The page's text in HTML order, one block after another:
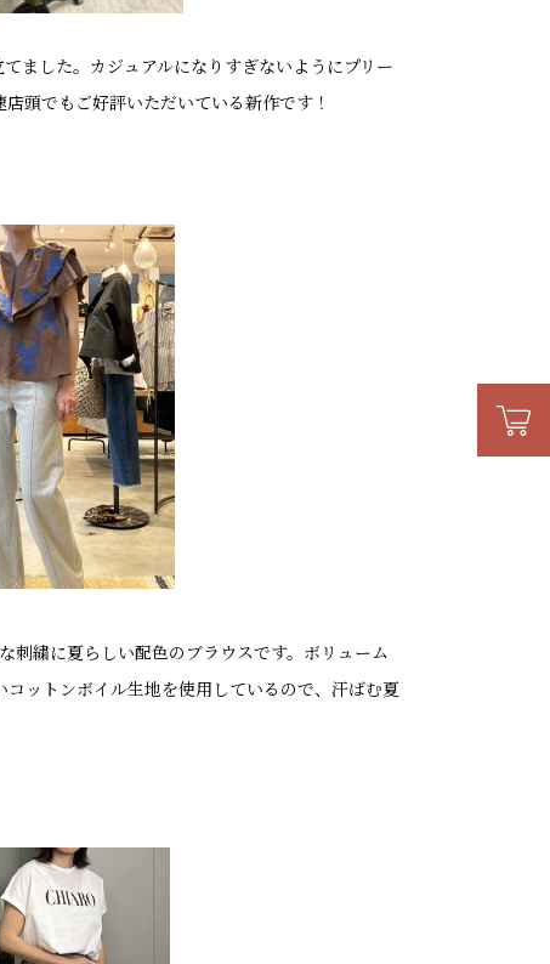
ました。カジュアルになりすぎないようにプリー
頭でもご好評いただいている新作です！
繍に夏らしい配色のブラウスです。ボリューム
ットンボイル生地を使用しているので、汗ばむ夏